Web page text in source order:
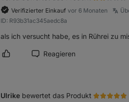
Verifizierter Einkauf vor 6 Monaten
ID: R93b31ac345aedc8a
als ich versucht habe, es in Rührei zu
Rezension als hilfreich markieren
Reagieren
Ulrike bewertet das Produkt